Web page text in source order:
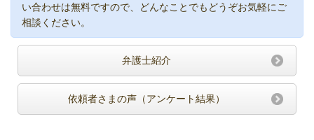
い合わせは無料ですので、どんなことでもどうぞお気軽にご
相談ください。
弁護士紹介
依頼者さまの声（アンケート結果）